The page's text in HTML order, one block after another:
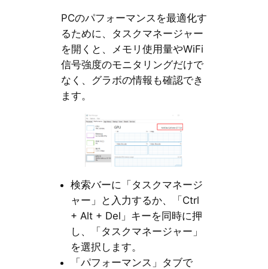
PCのパフォーマンスを最適化す
るために、タスクマネージャー
を開くと、メモリ使用量やWiFi
信号強度のモニタリングだけで
なく、グラボの情報も確認でき
ます。
検索バーに「タスクマネージ
ャー」と入力するか、「Ctrl
+ Alt + Del」キーを同時に押
し、「タスクマネージャー」
を選択します。
「パフォーマンス」タブで